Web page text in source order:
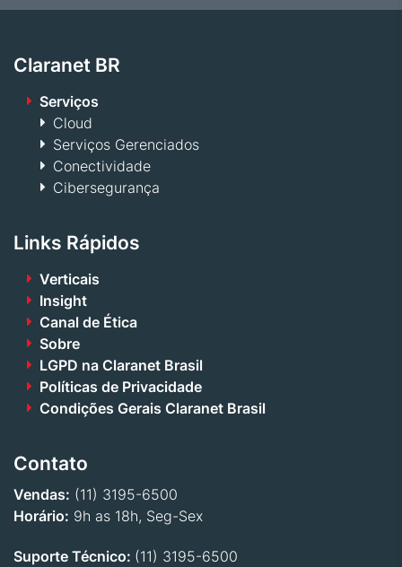
Claranet BR
Serviços
Cloud
Serviços Gerenciados
Conectividade
Cibersegurança
Links Rápidos
Verticais
Insight
Canal de Ética
Sobre
LGPD na Claranet Brasil
Políticas de Privacidade
Condições Gerais Claranet Brasil
Contato
Vendas: (11) 3195-6500
Horário: 9h as 18h, Seg-Sex
Suporte Técnico: (11) 3195-6500